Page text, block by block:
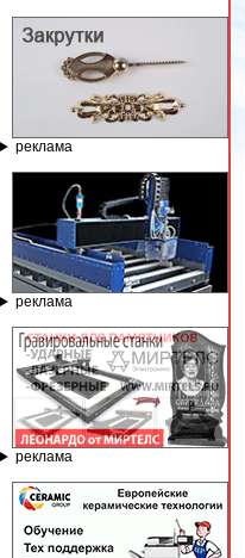
реклама
реклама
реклама